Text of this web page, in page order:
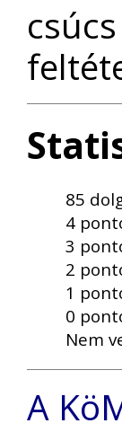
85
4
3
2
1
0
Nem
A